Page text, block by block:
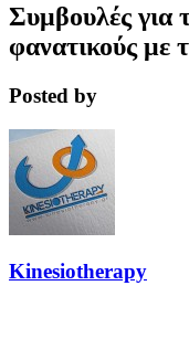
Συμβουλές για
φανατικούς με
Posted by
Kinesiotherapy